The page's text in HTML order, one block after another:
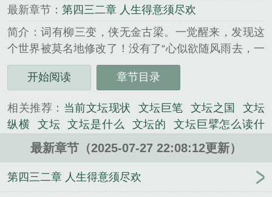
最新章节： 第四三二章 人生得意须尽欢
简介：词有柳三变，侠无金古梁。一觉醒来，发现这
个世界被莫名地修改了！没有了“心似欲随风雨去，一
夜青丝变白头”的《白发魔女传》：没有了“小李飞刀
非绝响，人间又见楚留香”的浪子传说：更没有“飞雪
当年的灵儿吗？——《仙剑奇侠传》还记得当年......
《文坛崛起》是一世风流才子精心创作的都市类小
开始阅读 章节目录
相关推荐： 当前文坛现状 文坛巨笔 文坛之国
文坛
纵横
文坛 文坛是什么 文坛的
文坛巨擘怎么读什
么意思
文坛主流 文坛什么意思啊
文坛巨星是什么
文坛崛起免费全文阅读 文坛崛起txt校正
啥意思
文坛是什么意思 文坛历史
文坛崛起有多少
最新章节（2025-07-27 22:08:12更新）
第四三二章 人生得意须尽欢